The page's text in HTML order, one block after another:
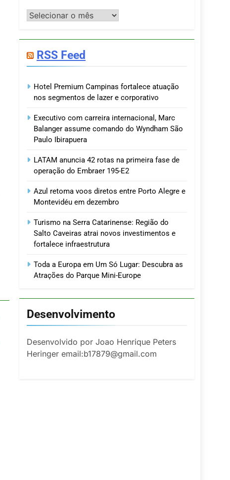
Postagens
RSS Feed
Hotel Premium Campinas fortalece atuação
nos segmentos de lazer e corporativo
Executivo com carreira internacional, Marc
Balanger assume comando do Wyndham São
Paulo Ibirapuera
LATAM anuncia 42 rotas na primeira fase de
operação do Embraer 195-E2
Azul retoma voos diretos entre Porto Alegre e
Montevidéu em dezembro
Turismo na Serra Catarinense: Região do
Salto Caveiras atrai novos investimentos e
fortalece infraestrutura
Toda a Europa em Um Só Lugar: Descubra as
Atrações do Parque Mini-Europe
Desenvolvimento
Desenvolvido por Joao Henrique Peters
Heringer email:b17879@gmail.com